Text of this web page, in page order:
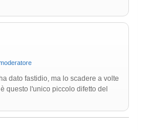
dato fastidio, ma lo scadere a volte
questo l'unico piccolo difetto del